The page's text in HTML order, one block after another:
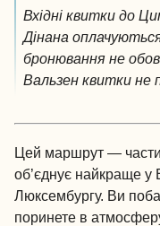
Вхідні квитки до
Дінана
бронювання не
Вальзен квитки не
Цей маршрут —
об’єднує найкраще у
Люксембургу. Ви
поринете в